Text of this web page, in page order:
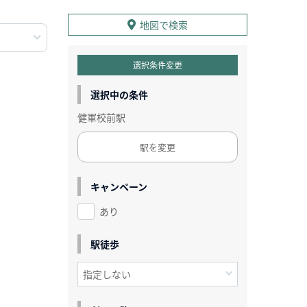
地図で検索
選択条件変更
選択中の条件
健軍校前駅
駅を変更
キャンペーン
あり
駅徒歩